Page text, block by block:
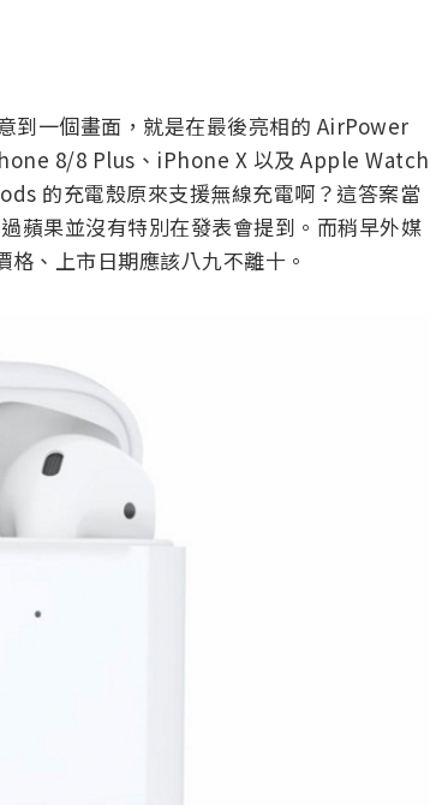
到一個畫面，就是在最後亮相的 AirPower
8/8 Plus、iPhone X 以及 Apple Watch
的充電殼原來支援無線充電啊？這答案當
蘋果並沒有特別在發表會提到。而稍早外媒
、上市日期應該八九不離十。